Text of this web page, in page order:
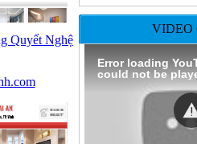
Quyết Nghệ
VIDEO
Error loading
could not be